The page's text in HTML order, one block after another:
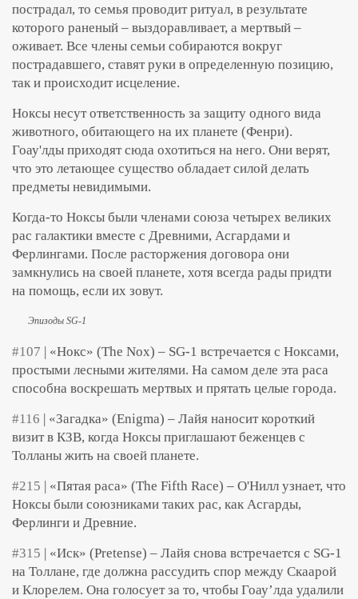
пострадал, то семья проводит ритуал, в результате
которого раненый – выздоравливает, а мертвый –
оживает. Все члены семьи собираются вокруг
пострадавшего, ставят руки в определенную позицию,
так и происходит исцеление.
Ноксы несут ответственность за защиту одного вида
животного, обитающего на их планете (Фенри).
Гоау'лды приходят сюда охотиться на него. Они верят,
что это летающее существо обладает силой делать
предметы невидимыми.
Когда-то Ноксы были членами союза четырех великих
рас галактики вместе с Древними, Асгардами и
Ферлингами. После расторжения договора они
замкнулись на своей планете, хотя всегда рады придти
на помощь, если их зовут.
Эпизоды SG-1
#107 | «Нокс» (The Nox) – SG-1 встречается с Ноксами,
простыми лесными жителями. На самом деле эта раса
способна воскрешать мертвых и прятать целые города.
#116 | «Загадка» (Enigma) – Лайя наносит короткий
визит в КЗВ, когда Ноксы приглашают беженцев с
Толланы жить на своей планете.
#215 | «Пятая раса» (The Fifth Race) – О'Нилл узнает, что
Ноксы были союзниками таких рас, как Асгарды,
Ферлинги и Древние.
#315 | «Иск» (Pretense) – Лайя снова встречается с SG-1
на Толлане, где должна рассудить спор между Скаарой
и Клорелем. Она голосует за то, чтобы Гоау’лда удалили